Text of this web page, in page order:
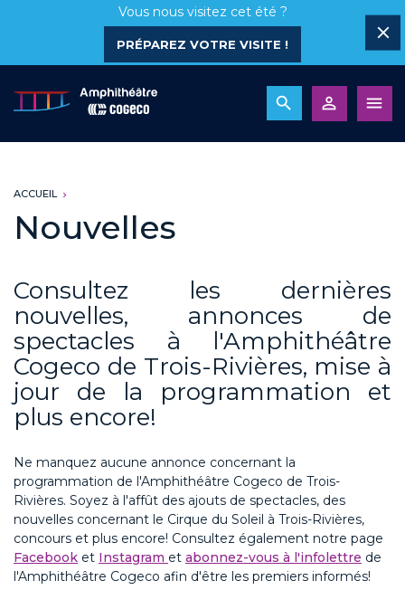
Vous nous visitez cet été ?
PRÉPAREZ VOTRE VISITE !
ACCUEIL
Nouvelles
Consultez les dernières
nouvelles, annonces de
spectacles à l'Amphithéâtre
Cogeco de Trois-Rivières, mise à
jour de la programmation et
plus encore!
Ne manquez aucune annonce concernant la
programmation de l'Amphithéâtre Cogeco de Trois-
Rivières. Soyez à l'affût des ajouts de spectacles, des
nouvelles concernant le Cirque du Soleil à Trois-Rivières,
concours et plus encore! Consultez également notre page
Facebook et Instagram et abonnez-vous à l'infolettre de
l'Amphithéâtre Cogeco afin d'être les premiers informés!